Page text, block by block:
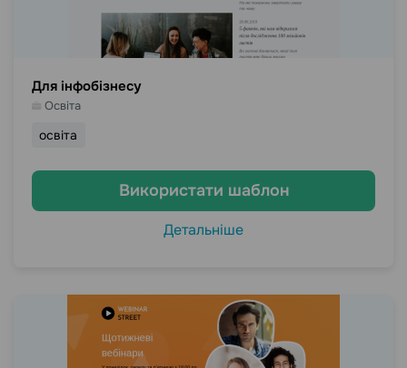
Для інфобізнесу
Освіта
освіта
Використати шаблон
Детальніше